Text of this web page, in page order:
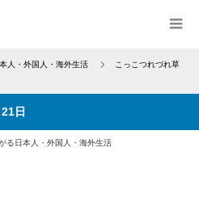
人・外国人・海外生活
こっこつれづれ草
日
る日本人・外国人・海外生活